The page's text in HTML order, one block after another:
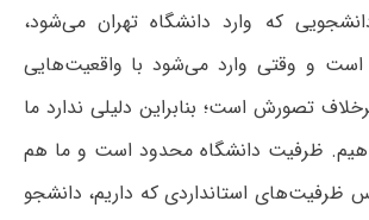
که وارد دانشگاه تهران می‌شود،
و وقتی وارد می‌شود با واقعیت‌هایی
تصورش است؛ بنابراین دلیلی ندارد ما
ظرفیت دانشگاه محدود است و ما هم
ظرفیت‌های استانداردی که داریم، دانشجو